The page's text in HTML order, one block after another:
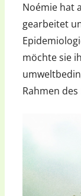
Noémie hat
gearbeitet
möchte sie
Rahmen